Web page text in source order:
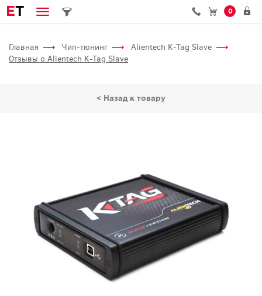
ET 0
Главная Чип-тюнинг
Alientech K-Tag Slave
Отзывы о Alientech K-Tag Slave
< Назад к товару